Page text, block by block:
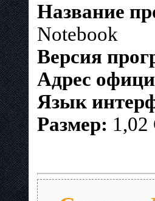
Название
Notebook
Версия
Адрес
Язык
Размер: 1,02